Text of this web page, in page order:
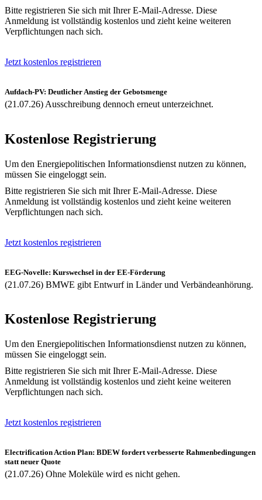
Bitte registrieren Sie sich mit Ihrer E-Mail-Adresse. Diese
Anmeldung ist vollständig kostenlos und zieht keine weiteren
Verpflichtungen nach sich.
Jetzt kostenlos registrieren
Aufdach-PV: Deutlicher Anstieg der Gebotsmenge
(21.07.26) Ausschreibung dennoch erneut unterzeichnet.
Kostenlose Registrierung
Um den Energiepolitischen Informationsdienst nutzen zu können,
müssen Sie eingeloggt sein.
Bitte registrieren Sie sich mit Ihrer E-Mail-Adresse. Diese
Anmeldung ist vollständig kostenlos und zieht keine weiteren
Verpflichtungen nach sich.
Jetzt kostenlos registrieren
EEG-Novelle: Kurswechsel in der EE-Förderung
(21.07.26) BMWE gibt Entwurf in Länder und Verbändeanhörung.
Kostenlose Registrierung
Um den Energiepolitischen Informationsdienst nutzen zu können,
müssen Sie eingeloggt sein.
Bitte registrieren Sie sich mit Ihrer E-Mail-Adresse. Diese
Anmeldung ist vollständig kostenlos und zieht keine weiteren
Verpflichtungen nach sich.
Jetzt kostenlos registrieren
Electrification Action Plan: BDEW fordert verbesserte Rahmenbedingungen
statt neuer Quote
(21.07.26) Ohne Moleküle wird es nicht gehen.